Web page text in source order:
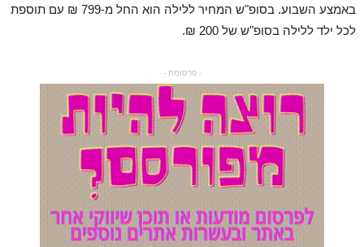
באמצע השבוע. בסופ"ש המחיר ללילה הוא החל מ-799 ₪ עם תוספת
לכל ילד ללילה בסופ"ש של 200 ₪.
- פרסומת -